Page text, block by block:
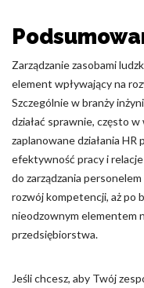
Zarządzanie zasobami
element wpływający na
Szczególnie w branży
działać sprawnie, często
zaplanowane działania HR
efektywność pracy i
do zarządzania
rozwój kompetencji, aż po
nieodzownym elementem
przedsiębiorstwa.
Jeśli chcesz, aby Twój